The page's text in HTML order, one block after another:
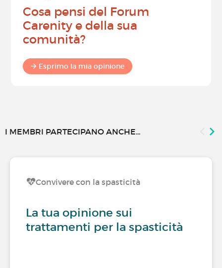
Cosa pensi del Forum
Carenity e della sua
comunità?
Esprimo la mia opinione
I MEMBRI PARTECIPANO ANCHE...
Convivere con la spasticità
La tua opinione sui
trattamenti per la spasticità